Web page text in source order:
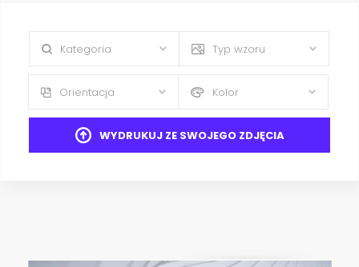
Kategoria Typ wzoru
Orientacja Kolor
WYDRUKUJ ZE SWOJEGO ZDJĘCIA